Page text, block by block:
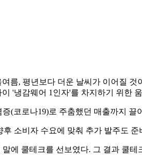
름, 평년보다 더운 날씨가 이어질
'냉감웨어 1인자'를 차지하기 위한
(코로나19)로 주춤했던 매출까지 끌
소비자 수요에 맞춰 추가 발주도 준
에 쿨테크를 선보였다. 그 결과 쿨